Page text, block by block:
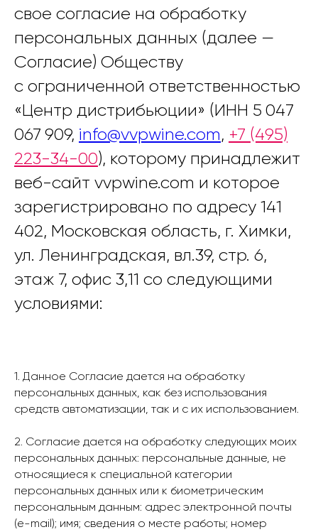
свое согласие на обработку
персональных данных (далее —
Согласие) Обществу
с ограниченной ответственностью
«Центр дистрибьюции» (ИНН 5 047
067 909, info@vvpwine.com, +7 (495)
223-34-00), которому принадлежит
веб-сайт vvpwine.com и которое
зарегистрировано по адресу 141
402, Московская область, г. Химки,
ул. Ленинградская, вл.39, стр. 6,
этаж 7, офис 3,11 со следующими
условиями:
1. Данное Согласие дается на обработку
персональных данных, как без использования
средств автоматизации, так и с их использованием.
2. Согласие дается на обработку следующих моих
персональных данных: персональные данные, не
относящиеся к специальной категории
персональных данных или к биометрическим
персональным данным: адрес электронной почты
(e-mail); имя; сведения о месте работы; номер